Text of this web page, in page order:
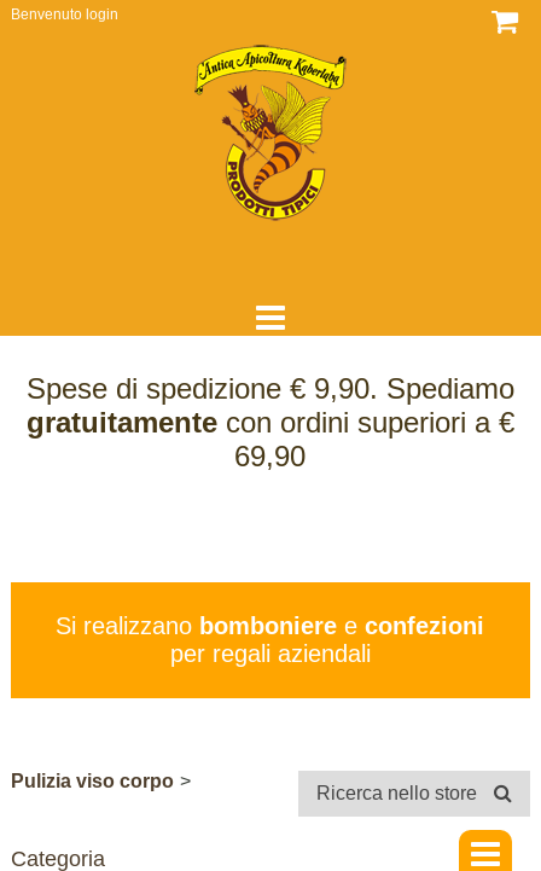
Benvenuto login
DOVE SIAMO
CONTATTI
Spese di spedizione € 9,90. Spediamo
gratuitamentecon ordini superiori a €
69,90
Si realizzano bomboniere econfezioni
per regali aziendali
Ricerca nello store
Pulizia viso corpo >